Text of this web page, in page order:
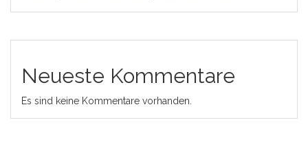
Neueste Kommentare
Es sind keine Kommentare vorhanden.